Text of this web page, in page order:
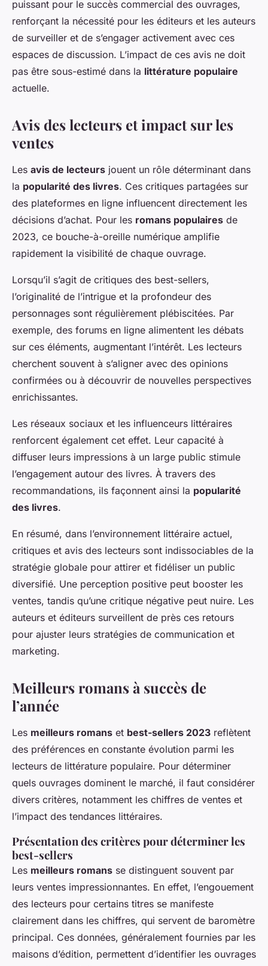
puissant pour le succès commercial des ouvrages,
renforçant la nécessité pour les éditeurs et les auteurs
de surveiller et de s’engager activement avec ces
espaces de discussion. L’impact de ces avis ne doit
pas être sous-estimé dans la littérature populaire
actuelle.
Avis des lecteurs et impact sur les
ventes
Les avis de lecteurs jouent un rôle déterminant dans
la popularité des livres. Ces critiques partagées sur
des plateformes en ligne influencent directement les
décisions d’achat. Pour les romans populaires de
2023, ce bouche-à-oreille numérique amplifie
rapidement la visibilité de chaque ouvrage.
Lorsqu’il s’agit de critiques des best-sellers,
l’originalité de l’intrigue et la profondeur des
personnages sont régulièrement plébiscitées. Par
exemple, des forums en ligne alimentent les débats
sur ces éléments, augmentant l’intérêt. Les lecteurs
cherchent souvent à s’aligner avec des opinions
confirmées ou à découvrir de nouvelles perspectives
enrichissantes.
Les réseaux sociaux et les influenceurs littéraires
renforcent également cet effet. Leur capacité à
diffuser leurs impressions à un large public stimule
l’engagement autour des livres. À travers des
recommandations, ils façonnent ainsi la popularité
des livres.
En résumé, dans l’environnement littéraire actuel,
critiques et avis des lecteurs sont indissociables de la
stratégie globale pour attirer et fidéliser un public
diversifié. Une perception positive peut booster les
ventes, tandis qu’une critique négative peut nuire. Les
auteurs et éditeurs surveillent de près ces retours
pour ajuster leurs stratégies de communication et
marketing.
Meilleurs romans à succès de
l’année
Les meilleurs romans et best-sellers 2023 reflètent
des préférences en constante évolution parmi les
lecteurs de littérature populaire. Pour déterminer
quels ouvrages dominent le marché, il faut considérer
divers critères, notamment les chiffres de ventes et
l’impact des tendances littéraires.
Présentation des critères pour déterminer les
best-sellers
Les meilleurs romans se distinguent souvent par
leurs ventes impressionnantes. En effet, l’engouement
des lecteurs pour certains titres se manifeste
clairement dans les chiffres, qui servent de baromètre
principal. Ces données, généralement fournies par les
maisons d’édition, permettent d’identifier les ouvrages